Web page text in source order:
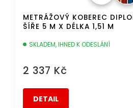
METRÁŽOVÝ KOBEREC
ŠÍŘE 5 M X DÉLKA 1,51 M
SKLADEM, IHNED K ODESLÁNÍ
2 337 Kč
DETAIL